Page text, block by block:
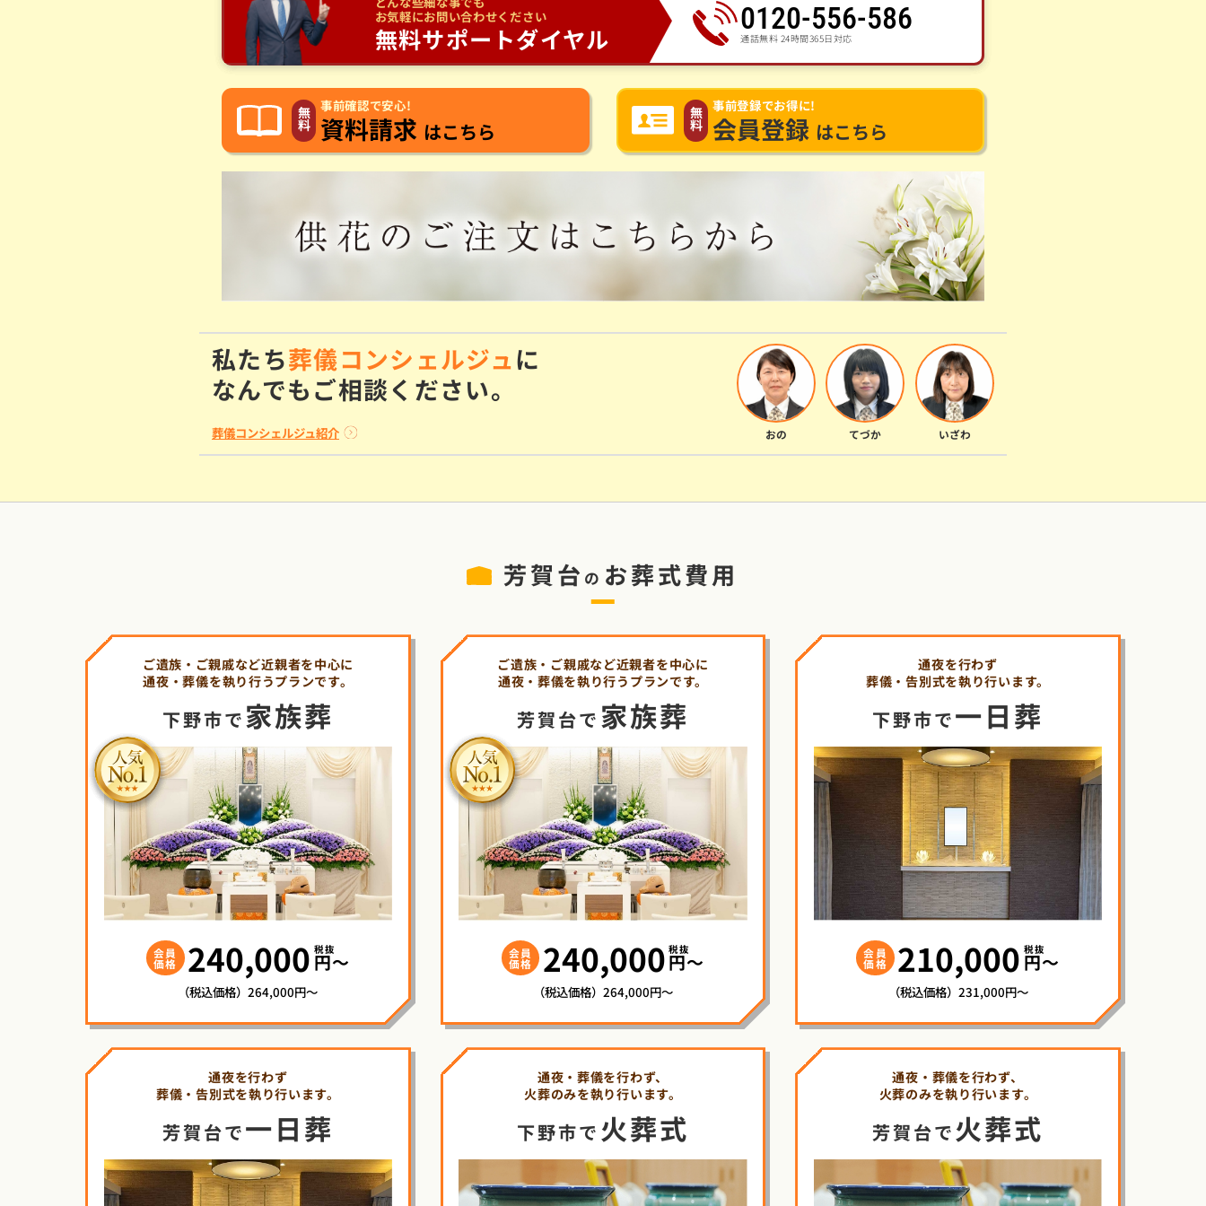
お気軽にお問い合わせください
無料サポートダイヤル
0120-556-586
通話無料 24時間365日対応
無
料
事前確認で安心!
資料請求 はこちら
無
料
事前登録でお得に!
会員登録 はこちら
おの てづか いざわ
私たち葬儀コンシェルジュに
なんでもご相談ください。
葬儀コンシェルジュ紹介
芳賀台 の お葬式費用
ご遺族・ご親戚など近親者を中心に
通夜・葬儀を執り行うプランです。
下野市で家族葬
会員
価格 240,000 税抜
円〜
（税込価格）264,000円～
ご遺族・ご親戚など近親者を中心に
通夜・葬儀を執り行うプランです。
芳賀台で 家族葬
会員
価格 240,000 税抜
円〜
（税込価格）264,000円～
通夜を行わず
葬儀・告別式を執り行います。
下野市で一日葬
会員
価格 210,000 税抜
円〜
（税込価格）231,000円～
通夜を行わず
葬儀・告別式を執り行います。
芳賀台で一日葬
通夜・葬儀を行わず、
火葬のみを執り行います。
下野市で 火葬式
通夜・葬儀を行わず、
火葬のみを執り行います。
芳賀台で 火葬式